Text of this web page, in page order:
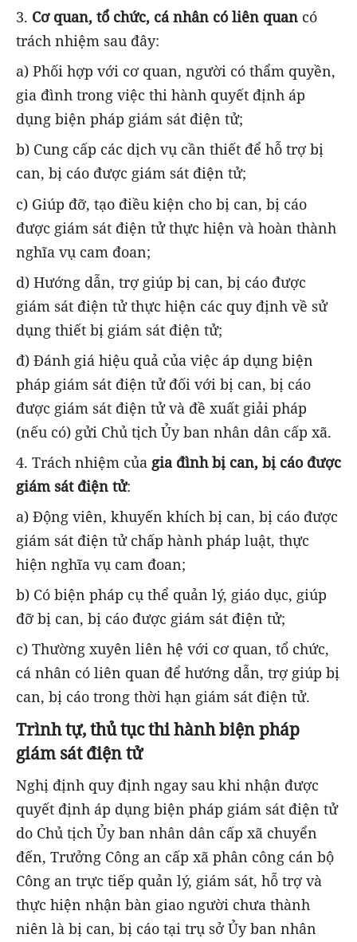
3. Cơ quan, tổ chức, cá nhân có liên quan có
trách nhiệm sau đây:
a) Phối hợp với cơ quan, người có thẩm quyền,
gia đình trong việc thi hành quyết định áp
dụng biện pháp giám sát điện tử;
b) Cung cấp các dịch vụ cần thiết để hỗ trợ bị
can, bị cáo được giám sát điện tử;
c) Giúp đỡ, tạo điều kiện cho bị can, bị cáo
được giám sát điện tử thực hiện và hoàn thành
nghĩa vụ cam đoan;
d) Hướng dẫn, trợ giúp bị can, bị cáo được
giám sát điện tử thực hiện các quy định về sử
dụng thiết bị giám sát điện tử;
đ) Đánh giá hiệu quả của việc áp dụng biện
pháp giám sát điện tử đối với bị can, bị cáo
được giám sát điện tử và đề xuất giải pháp
(nếu có) gửi Chủ tịch Ủy ban nhân dân cấp xã.
4. Trách nhiệm của gia đình bị can, bị cáo được
giám sát điện tử:
a) Động viên, khuyến khích bị can, bị cáo được
giám sát điện tử chấp hành pháp luật, thực
hiện nghĩa vụ cam đoan;
b) Có biện pháp cụ thể quản lý, giáo dục, giúp
đỡ bị can, bị cáo được giám sát điện tử;
c) Thường xuyên liên hệ với cơ quan, tổ chức,
cá nhân có liên quan để hướng dẫn, trợ giúp bị
can, bị cáo trong thời hạn giám sát điện tử.
Trình tự, thủ tục thi hành biện pháp
giám sát điện tử
Nghị định quy định ngay sau khi nhận được
quyết định áp dụng biện pháp giám sát điện tử
do Chủ tịch Ủy ban nhân dân cấp xã chuyển
đến, Trưởng Công an cấp xã phân công cán bộ
Công an trực tiếp quản lý, giám sát, hỗ trợ và
thực hiện nhận bàn giao người chưa thành
niên là bị can, bị cáo tại trụ sở Ủy ban nhân